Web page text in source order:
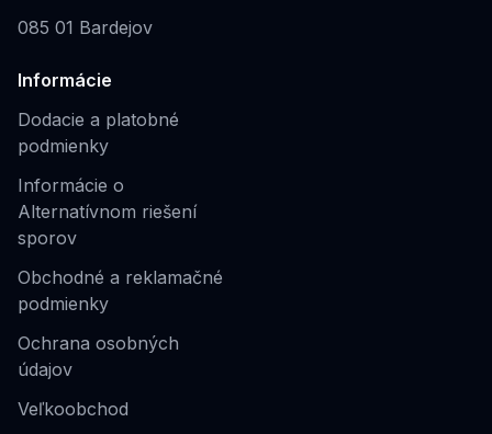
085 01 Bardejov
Informácie
Dodacie a platobné
podmienky
Informácie o
Alternatívnom riešení
sporov
Obchodné a reklamačné
podmienky
Ochrana osobných
údajov
Veľkoobchod